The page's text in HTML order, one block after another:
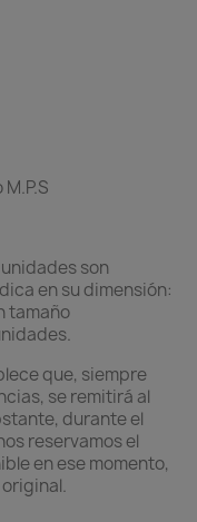
son
en su dimensión:
tamaño
que, siempre
se remitirá al
durante el
reservamos el
en ese momento,